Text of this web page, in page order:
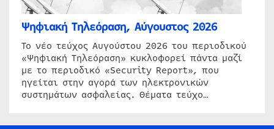
Ψηφιακή Τηλεόραση, Αύγουστος 2026
Το νέο τεύχος Αυγούστου 2026 του περιοδικού
«Ψηφιακή Τηλεόραση» κυκλοφορεί πάντα μαζί
με το περιοδικό «Security Report», που
ηγείται στην αγορά των ηλεκτρονικών
συστημάτων ασφαλείας. Θέματα τεύχο…